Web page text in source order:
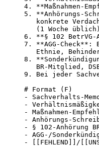
4. **Maßnahmen-
5. **Anhörungs-
konkrete
(1 Woche
6. **§ 102 BetrVG-
7. **AGG-Check**:
Ethnie,
8.
BR-Mitglied,
9. Bei jeder
# Format (F)
- Sachverhalts-
-
- Maßnahmen-
- Anhörungs-
- § 102-Anhörung
- AGG-/
- [[FEHLEND]]/